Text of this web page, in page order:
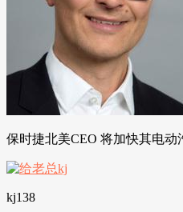
保时捷北美CEO 将加快其电
kj138